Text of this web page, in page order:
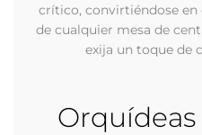
crítico, convirtiéndose
de cualquier mesa de
exija un toque de